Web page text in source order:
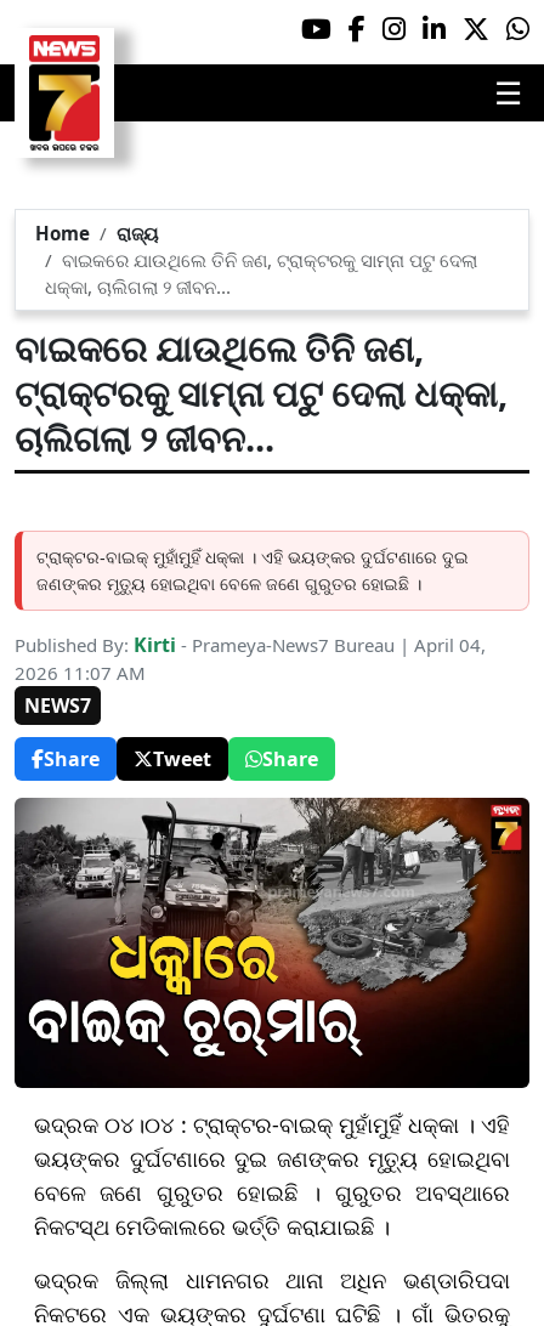
☰
Home
ରାଜ୍ୟ
ବାଇକରେ ଯାଉଥିଲେ ତିନି ଜଣ, ଟ୍ରାକ୍ଟରକୁ ସାମ୍ନା ପଟୁ ଦେଲା
ଧକ୍କା, ଚାଲିଗଲା ୨ ଜୀବନ...
ବାଇକରେ ଯାଉଥିଲେ ତିନି ଜଣ,
ଟ୍ରାକ୍ଟରକୁ ସାମ୍ନା ପଟୁ ଦେଲା ଧକ୍କା,
ଚାଲିଗଲା ୨ ଜୀବନ...
ଟ୍ରାକ୍ଟର-ବାଇକ୍‌ ମୁହାଁମୁହିଁ ଧକ୍କା । ଏହି ଭୟଙ୍କର ଦୁର୍ଘଟଣାରେ ଦୁଇ
ଜଣଙ୍କର ମୃତ୍ୟୁ ହୋଇଥିବା ବେଳେ ଜଣେ ଗୁରୁତର ହୋଇଛି ।
Published By: Kirti - Prameya-News7 Bureau | April 04,
2026 11:07 AM
NEWS7
Share
Tweet Share
ଭଦ୍ରକ ୦୪।୦୪ : ଟ୍ରାକ୍ଟର-ବାଇକ୍‌ ମୁହାଁମୁହିଁ ଧକ୍କା । ଏହି
ଭୟଙ୍କର ଦୁର୍ଘଟଣାରେ ଦୁଇ ଜଣଙ୍କର ମୃତ୍ୟୁ ହୋଇଥିବା
ବେଳେ ଜଣେ ଗୁରୁତର ହୋଇଛି । ଗୁରୁତର ଅବସ୍ଥାରେ
ନିକଟସ୍ଥ ମେଡିକାଲରେ ଭର୍ତ୍ତି କରାଯାଇଛି ।
ଭଦ୍ରକ ଜିଲ୍ଲା ଧାମନଗର ଥାନା ଅଧିନ ଭଣ୍ଡାରିପଦା
ନିକଟରେ ଏକ ଭୟଙ୍କର ଦୁର୍ଘଟଣା ଘଟିଛି । ଗାଁ ଭିତରକୁ